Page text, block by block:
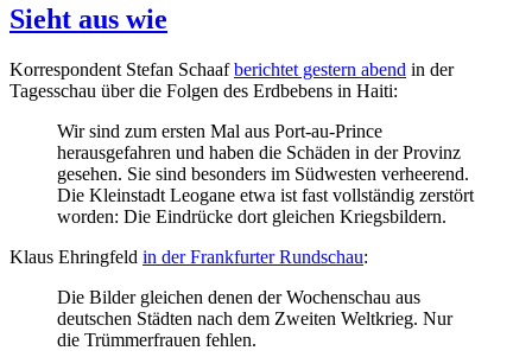
Sieht aus wie
Korrespondent Stefan Schaafberichtet gestern abend in der
Tagesschau über die Folgen des Erdbebens in Haiti:
Wir sind zum ersten Mal aus Port-au-Prince
herausgefahren und haben die Schäden in der Provinz
gesehen. Sie sind besonders im Südwesten verheerend.
Die Kleinstadt Leogane etwa ist fast vollständig zerstört
worden: Die Eindrücke dort gleichen Kriegsbildern.
Klaus Ehringfeld in der Frankfurter Rundschau:
Die Bilder gleichen denen der Wochenschau aus
deutschen Städten nach dem Zweiten Weltkrieg. Nur
die Trümmerfrauen fehlen.